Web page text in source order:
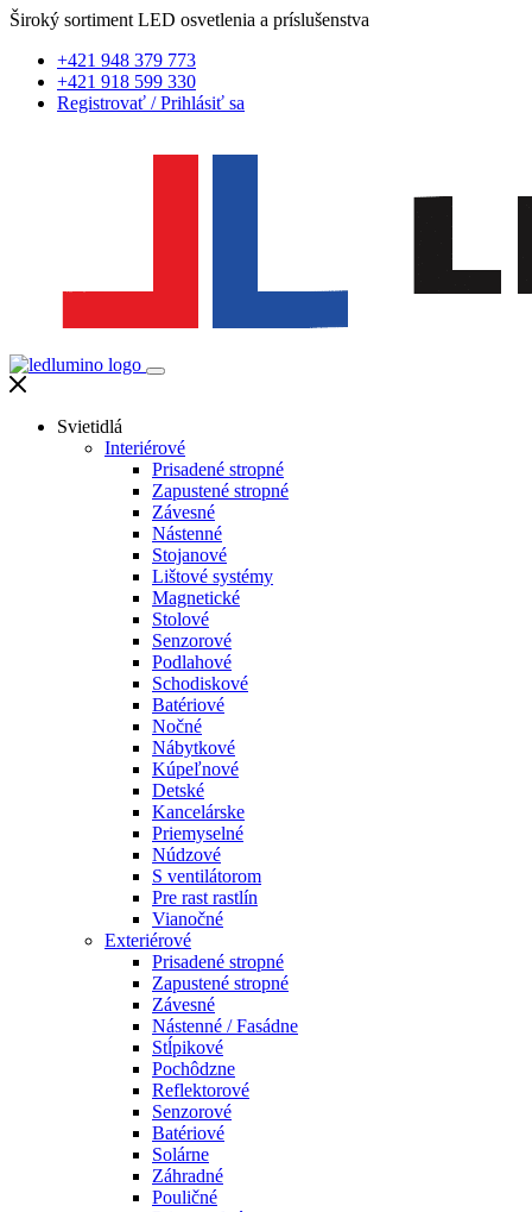
Široký sortiment LED osvetlenia a príslušenstva
+421 948 379 773
+421 918 599 330
Registrovať /Prihlásiť sa
Svietidlá
Interiérové
Prisadené stropné
Zapustené stropné
Závesné
Nástenné
Stojanové
Lištové systémy
Magnetické
Stolové
Senzorové
Podlahové
Schodiskové
Batériové
Nočné
Nábytkové
Kúpeľnové
Detské
Kancelárske
Priemyselné
Núdzové
S ventilátorom
Pre rast rastlín
Vianočné
Exteriérové
Prisadené stropné
Zapustené stropné
Závesné
Nástenné / Fasádne
Stĺpikové
Pochôdzne
Reflektorové
Senzorové
Batériové
Solárne
Záhradné
Pouličné